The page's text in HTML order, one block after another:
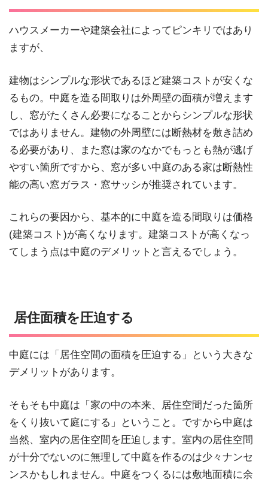
ハウスメーカーや建築会社によってピンキリではあり
ますが、
建物はシンプルな形状であるほど建築コストが安くな
るもの。中庭を造る間取りは外周壁の面積が増えます
し、窓がたくさん必要になることからシンプルな形状
ではありません。建物の外周壁には断熱材を敷き詰め
る必要があり、また窓は家のなかでもっとも熱が逃げ
やすい箇所ですから、窓が多い中庭のある家は断熱性
能の高い窓ガラス・窓サッシが推奨されています。
これらの要因から、基本的に中庭を造る間取りは価格
(建築コスト)が高くなります。建築コストが高くなっ
てしまう点は中庭のデメリットと言えるでしょう。
居住面積を圧迫する
中庭には「居住空間の面積を圧迫する」という大きな
デメリットがあります。
そもそも中庭は「家の中の本来、居住空間だった箇所
をくり抜いて庭にする」ということ。ですから中庭は
当然、室内の居住空間を圧迫します。室内の居住空間
が十分でないのに無理して中庭を作るのは少々ナンセ
ンスかもしれません。中庭をつくるには敷地面積に余